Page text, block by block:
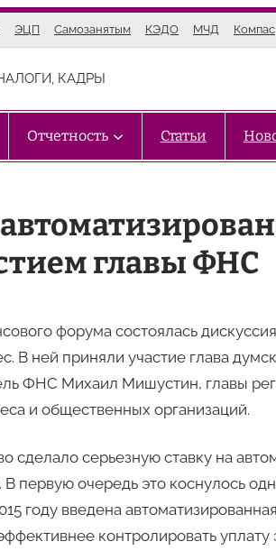
ЭЦП Самозанятым КЭДО МЧД Компас
КАДРЫ
Отчетность Статьи
главы ФНС
форума состоялась
В ней приняли участие глава
ФНС Михаил Мишустин, главы
и общественных организаций.
сделало серьезную ставку на
первую очередь это коснулось
году введена
контролировать